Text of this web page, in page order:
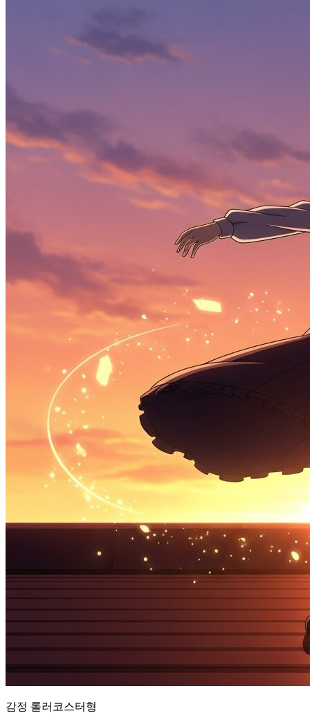
감정 롤러코스터형